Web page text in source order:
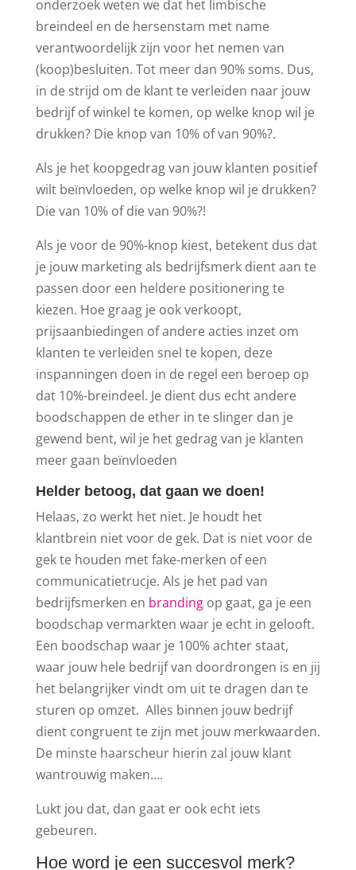
onderzoek weten we dat het limbische
breindeel en de hersenstam met name
verantwoordelijk zijn voor het nemen van
(koop)besluiten. Tot meer dan 90% soms. Dus,
in de strijd om de klant te verleiden naar jouw
bedrijf of winkel te komen, op welke knop wil je
drukken? Die knop van 10% of van 90%?.
Als je het koopgedrag van jouw klanten positief
wilt beïnvloeden, op welke knop wil je drukken?
Die van 10% of die van 90%?!
Als je voor de 90%-knop kiest, betekent dus dat
je jouw marketing als bedrijfsmerk dient aan te
passen door een heldere positionering te
kiezen. Hoe graag je ook verkoopt,
prijsaanbiedingen of andere acties inzet om
klanten te verleiden snel te kopen, deze
inspanningen doen in de regel een beroep op
dat 10%-breindeel. Je dient dus echt andere
boodschappen de ether in te slinger dan je
gewend bent, wil je het gedrag van je klanten
meer gaan beïnvloeden
Helder betoog, dat gaan we doen!
Helaas, zo werkt het niet. Je houdt het
klantbrein niet voor de gek. Dat is niet voor de
gek te houden met fake-merken of een
communicatietrucje. Als je het pad van
bedrijfsmerken en brandingop gaat, ga je een
boodschap vermarkten waar je echt in gelooft.
Een boodschap waar je 100% achter staat,
waar jouw hele bedrijf van doordrongen is en jij
het belangrijker vindt om uit te dragen dan te
sturen op omzet. Alles binnen jouw bedrijf
dient congruent te zijn met jouw merkwaarden.
De minste haarscheur hierin zal jouw klant
wantrouwig maken….
Lukt jou dat, dan gaat er ook echt iets
gebeuren.
Hoe word je een succesvol merk?